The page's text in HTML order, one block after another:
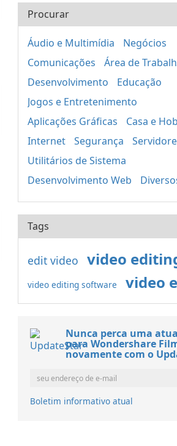
Procurar
Áudio e Multimídia
Negócios
Comunicações
Área de
Desenvolvimento
Educação
Jogos e Entretenimento
Aplicações Gráficas
Casa e
Internet
Segurança
Utilitários de Sistema
Desenvolvimento Web
Tags
edit video video
video editing software video
Nunca perca uma
para Wondershare
novamente com o
Boletim informativo atual